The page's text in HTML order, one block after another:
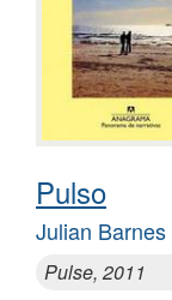
Pulso
Julian Barnes
Pulse, 2011